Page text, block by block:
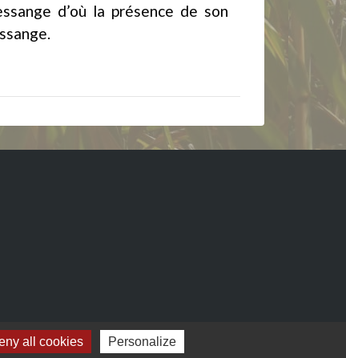
d’où la présence de son
all cookies Personalize